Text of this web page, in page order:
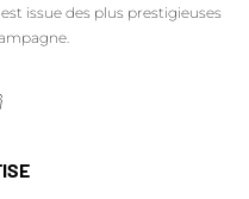
issue des plus prestigieuses